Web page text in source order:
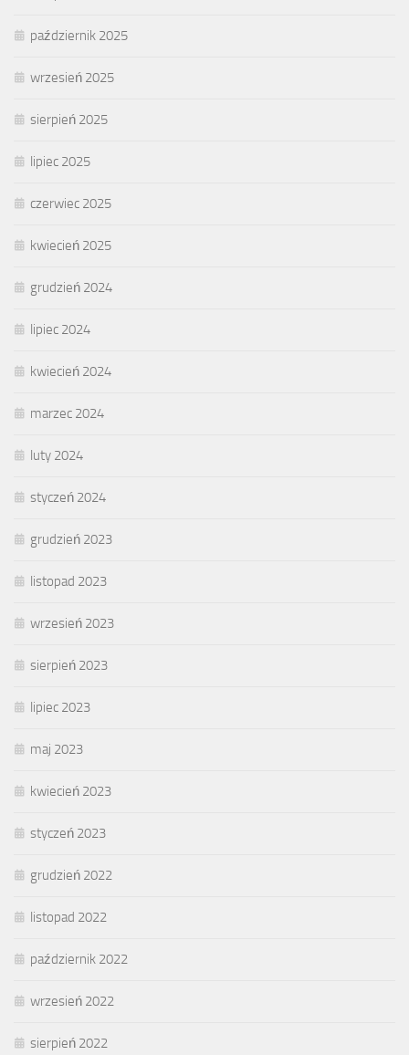
październik 2025
wrzesień 2025
sierpień 2025
lipiec 2025
czerwiec 2025
kwiecień 2025
grudzień 2024
lipiec 2024
kwiecień 2024
marzec 2024
luty 2024
styczeń 2024
grudzień 2023
listopad 2023
wrzesień 2023
sierpień 2023
lipiec 2023
maj 2023
kwiecień 2023
styczeń 2023
grudzień 2022
listopad 2022
październik 2022
wrzesień 2022
sierpień 2022